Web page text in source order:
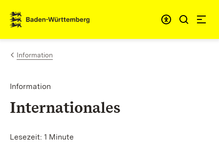
Zum Inhalt springen
Link zur Startseite
Information
Information
Internationales
Lesezeit: 1 Minute